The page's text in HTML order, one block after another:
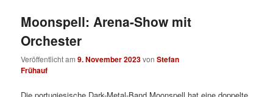
Moonspell: Arena-Show mit
Orchester
Veröffentlicht am9. November 2023vonStefan
Frühauf